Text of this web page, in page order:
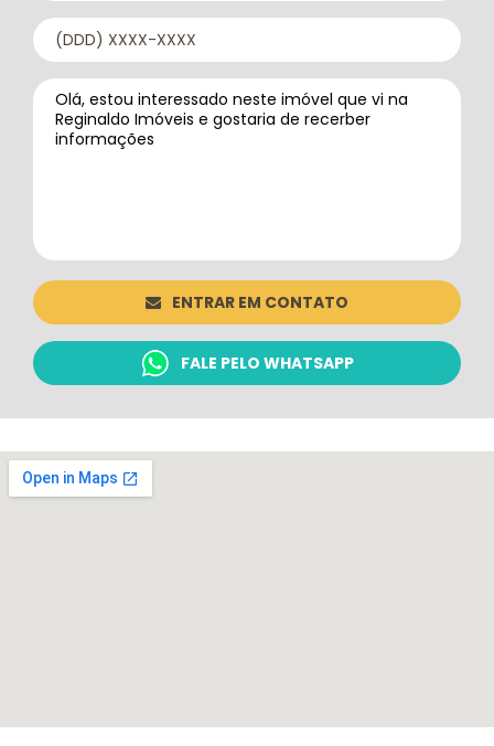
ENTRAR EM CONTATO
FALE PELO WHATSAPP